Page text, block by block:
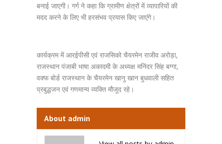
बनाई जाएगी। गर्ग ने कहा कि ग्रामीण क्षेत्रों में व्यापारियों की
मदद करने के लिए भी हरसंभव प्रयास किए जाएंगे।
कार्यक्रम में आरईपीसी एवं राजसिको चैयरमेन राजीव अरोड़ा,
राजस्थान पंजाबी भाषा अकादमी के अध्यक्ष मनिंदर सिंह बग्गा,
वक्फ बोर्ड राजस्थान के चैयरमेन खानु खान बुधवाली सहित
प्रबुद्धजन एवं गणमान्य व्यक्ति मौजूद रहे।
About admin